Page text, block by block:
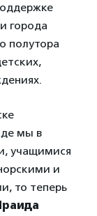
города
полутора
мы в
учащимися
и
то теперь